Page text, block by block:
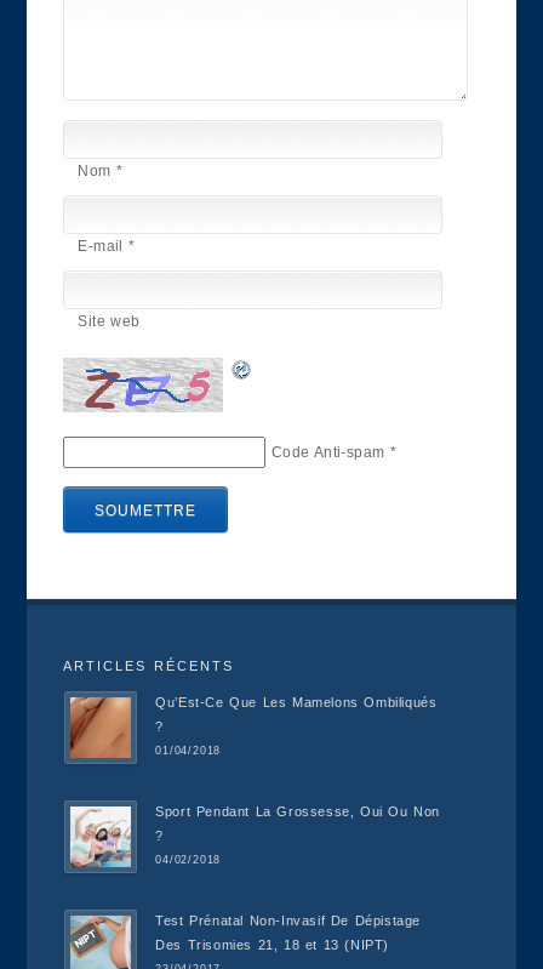
Nom*
E-mail*
Site web
Code Anti-spam *
ARTICLES RÉCENTS
Qu’Est-Ce Que Les Mamelons Ombiliqués
?
01/04/2018
Sport Pendant La Grossesse, Oui Ou Non
?
04/02/2018
Test Prénatal Non-Invasif De Dépistage
Des Trisomies 21, 18 et 13 (NIPT)